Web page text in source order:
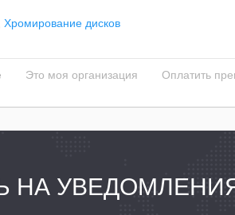
Хромирование дисков
Это моя организация Оплатить
НА